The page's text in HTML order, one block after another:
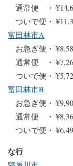
通常便 ・
ついで便・
富田林市A
お急ぎ便・
通常便 ・
ついで便・
富田林市B
お急ぎ便・
通常便 ・
ついで便・
な行